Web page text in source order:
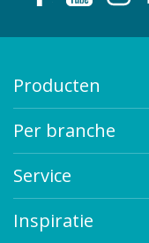
Producten
Per branche
Service
Inspiratie